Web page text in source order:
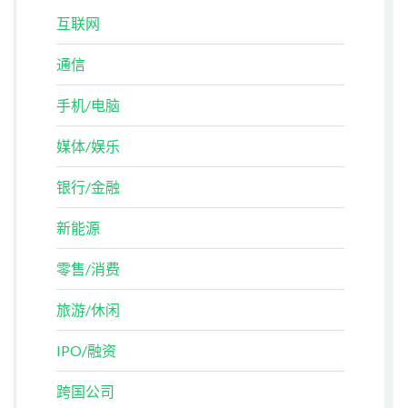
互联网
通信
手机/电脑
媒体/娱乐
银行/金融
新能源
零售/消费
旅游/休闲
IPO/融资
跨国公司